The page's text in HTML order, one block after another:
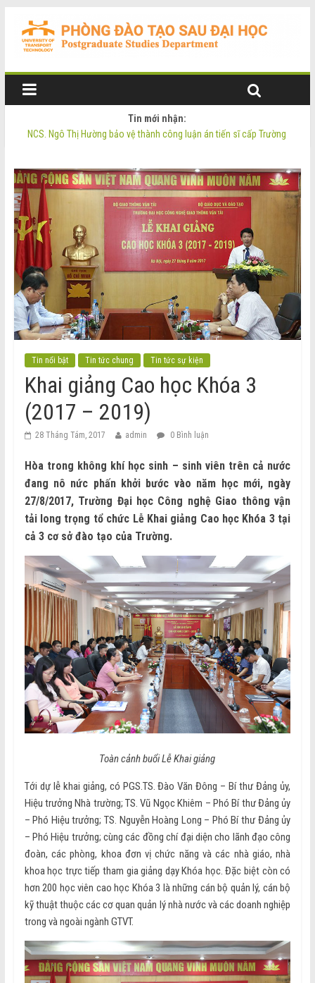
Tin mới nhận:
NCS. Phạm Thị Oanh bảo vệ thành công luận án tiến sĩ cấp Trường
Thông tin luận án tiến sĩ của NCS. Phạm Thị Oanh
Thông tin luận án tiến sĩ của NCS. Ngô Thị Hường
Tin nổi bật Tin tức chung Tin tức sự kiện
Khai giảng Cao học Khóa 3
(2017 – 2019)
28 Tháng Tám, 2017 admin 0 Bình luận
Hòa trong không khí học sinh – sinh viên trên cả nước
đang nô nức phấn khởi bước vào năm học mới, ngày
27/8/2017, Trường Đại học Công nghệ Giao thông vận
tải long trọng tổ chức Lễ Khai giảng Cao học Khóa 3 tại
cả 3 cơ sở đào tạo của Trường.
Toàn cảnh buổi Lễ Khai giảng
Tới dự lễ khai giảng, có PGS.TS. Đào Văn Đông – Bí thư Đảng ủy,
Hiệu trưởng Nhà trường; TS. Vũ Ngọc Khiêm – Phó Bí thư Đảng ủy
– Phó Hiệu trưởng; TS. Nguyễn Hoàng Long – Phó Bí thư Đảng ủy
– Phó Hiệu trưởng; cùng các đồng chí đại diện cho lãnh đạo công
đoàn, các phòng, khoa đơn vị chức năng và các nhà giáo, nhà
khoa học trực tiếp tham gia giảng dạy Khóa học. Đặc biệt còn có
hơn 200 học viên cao học Khóa 3 là những cán bộ quản lý, cán bộ
kỹ thuật thuộc các cơ quan quản lý nhà nước và các doanh nghiệp
trong và ngoài ngành GTVT.